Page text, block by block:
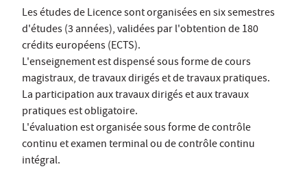
Les études de Licence sont organisées en six semestres
d'études (3 années), validées par l'obtention de 180
crédits européens (ECTS).
L'enseignement est dispensé sous forme de cours
magistraux, de travaux dirigés et de travaux pratiques.
La participation aux travaux dirigés et aux travaux
pratiques est obligatoire.
L'évaluation est organisée sous forme de contrôle
continu et examen terminal ou de contrôle continu
intégral.